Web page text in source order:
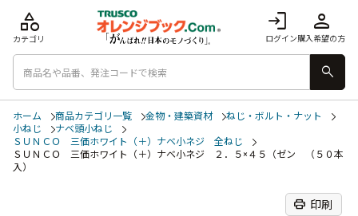
login
ログイン
person
購入希望の方
category
カテゴリ
search
ホーム 商品カテゴリ一覧 金物・建築資材
ねじ・ボルト・ナット
小ねじ
ナベ頭小ねじ
ＳＵＮＣＯ 三価ホワイト（＋）ナベ小ネジ 全ねじ
ＳＵＮＣＯ 三価ホワイト（＋）ナベ小ネジ ２．５×４５（ゼン （５０本
入）
print 印刷